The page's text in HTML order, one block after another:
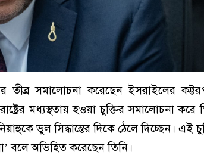
তীব্র সমালোচনা করেছেন ইসরাইলের
মধ্যস্থতায় হওয়া চুক্তির সমালোচনা
ভুল সিদ্ধান্তের দিকে ঠেলে দিচ্ছেন। এই
বলে অভিহিত করেছেন তিনি।